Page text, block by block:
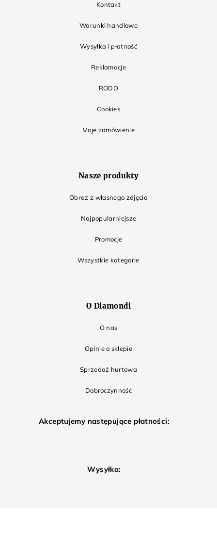
Kontakt
Warunki handlowe
Wysyłka i płatność
Reklamacje
RODO
Cookies
Moje zamówienie
Nasze produkty
Obraz z własnego zdjęcia
Najpopularniejsze
Promocje
Wszystkie kategorie
O Diamondi
O nas
Opinie o sklepie
Sprzedaż hurtowa
Dobroczynność
Akceptujemy następujące płatności:
Wysyłka: